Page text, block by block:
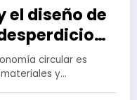
el diseño de
circular es
y…